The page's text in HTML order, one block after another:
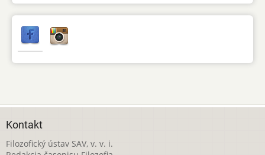
Kontakt
Filozofický ústav SAV, v. v. i.